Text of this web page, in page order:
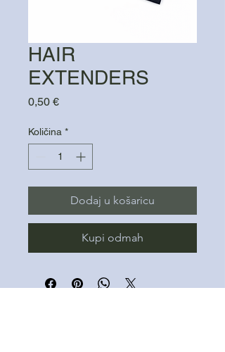
HAIR
EXTENDERS
0,50 €Cijena
Količina *
Dodaj u košaricu
Kupi odmah